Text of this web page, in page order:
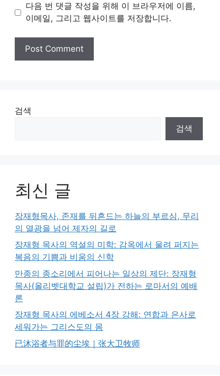
다음 번 댓글 작성을 위해 이 브라우저에 이름,
이메일, 그리고 웹사이트를 저장합니다.
검색
검색
최신 글
장재형목사, 존재를 뒤흔드는 하늘의 부르심, 무리
의 열광을 넘어 제자의 길로
장재형 목사의 역설의 미학: 감옥에서 울려 퍼지는
복음의 기쁨과 비움의 신학
만종의 종소리에서 피어나는 일상의 제단: 장재형
목사(올리벳대학교 설립)가 전하는 로마서의 예배
론
장재형 목사의 에베소서 4장 강해: 연합과 은사로
세워가는 그리스도의 몸
已沐浴者与罪的尘埃｜张大卫牧师